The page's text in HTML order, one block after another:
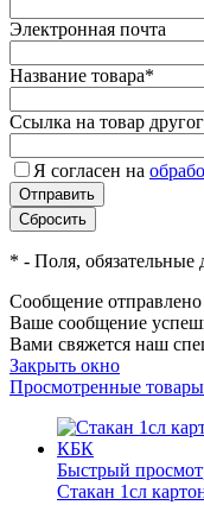
Электронная почта
Название товара*
Ссылка на товар
Я согласен на
* - Поля, обязательные
Сообщение отправлено
Ваше сообщение
Вами свяжется наш
Закрыть окно
Просмотренные товары
Быстрый
Стакан 1сл